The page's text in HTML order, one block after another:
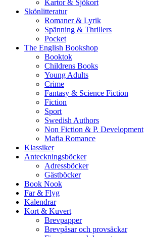
Kartor & Sjökort
Skönlitteratur
Romaner & Lyrik
Spänning & Thrillers
Pocket
The English Bookshop
Booktok
Childrens Books
Young Adults
Crime
Fantasy & Science Fiction
Fiction
Sport
Swedish Authors
Non Fiction & P. Development
Mafia Romance
Klassiker
Anteckningsböcker
Adressböcker
Gästböcker
Book Nook
Far & Flyg
Kalendrar
Kort & Kuvert
Brevpapper
Brevpåsar och provsäckar